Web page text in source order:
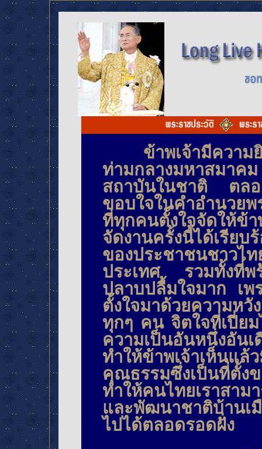
ข้าพเจ้ามีความ
ท่ามกลางมหาสมาค
สถาบันในชาติ ตล
ขอบใจในคำอำนวย
ที่ทุกคนตั้งใจจัดให้ข้
จัดงานครั้งนี้ได้เรีย
ของประชาชนชาวไ
ประเทศ รวมทั้งที่พ
ปลาบปลื้มใจมาก เพ
ตั้งใจมาด้วยความห
ทุกๆ คน จิตใจที่เปี่ย
ความเป็นอันหนึ่งอั
ทำให้ข้าพเจ้าเห็น
คุณธรรมซึ่งเป็นที่ตั้ง
ทำให้คนไทยเราสาม
และพัฒนาชาติบ้านเมื
ไปได้ตลอดรอดฝั่ง